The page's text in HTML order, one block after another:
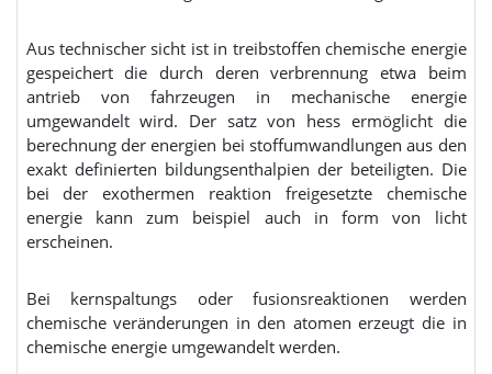
Aus technischer sicht ist in treibstoffen chemische energie
gespeichert die durch deren verbrennung etwa beim
antrieb von fahrzeugen in mechanische energie
umgewandelt wird. Der satz von hess ermöglicht die
berechnung der energien bei stoffumwandlungen aus den
exakt definierten bildungsenthalpien der beteiligten. Die
bei der exothermen reaktion freigesetzte chemische
energie kann zum beispiel auch in form von licht
erscheinen.
Bei kernspaltungs oder fusionsreaktionen werden
chemische veränderungen in den atomen erzeugt die in
chemische energie umgewandelt werden.